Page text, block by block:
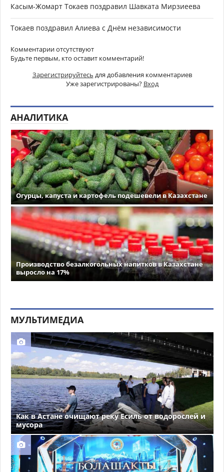
Касым-Жомарт Токаев поздравил Шавката Мирзиеева
Токаев поздравил Алиева с Днём независимости
Комментарии отсутствуют
Будьте первым, кто оставит комментарий!
Зарегистрируйтесь для добавления комментариев
Уже зарегистрированы? Вход
АНАЛИТИКА
Огурцы, капуста и картофель подешевели в Казахстане
Производство безалкогольных напитков в Казахстане
выросло на 17%
МУЛЬТИМЕДИА
Как в Астане очищают реку Есиль от водорослей и
мусора